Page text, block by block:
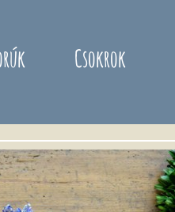
Csokrok